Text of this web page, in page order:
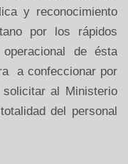
y reconocimiento
por los rápidos
de ésta
a confeccionar por
al Ministerio
del personal